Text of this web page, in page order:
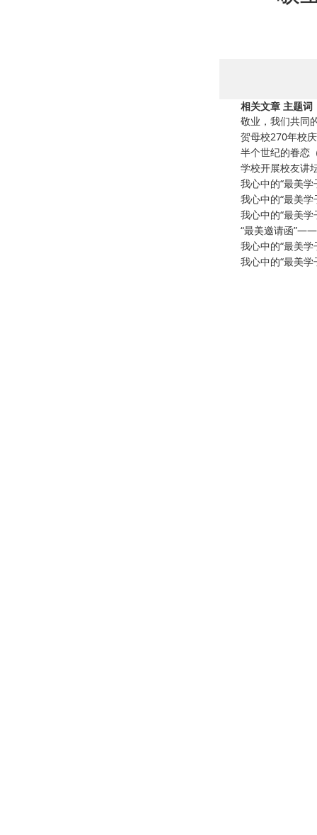
相关文章 主题词
敬业，我们共同
贺母校270年校
半个世纪的眷恋
学校开展校友讲
我心中的“最美
我心中的“最美
我心中的“最美
“最美邀请函
我心中的“最美
我心中的“最美